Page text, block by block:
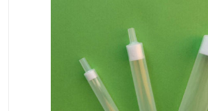
ELISA试剂盒 过滤器
SPE配件